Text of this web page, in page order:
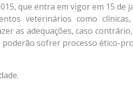
que entra em vigor em 15 de
veterinários como
as adequações, caso
sofrer processo ético-